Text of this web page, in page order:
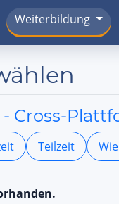
Weiterbildung
- Cross-
Teilzeit